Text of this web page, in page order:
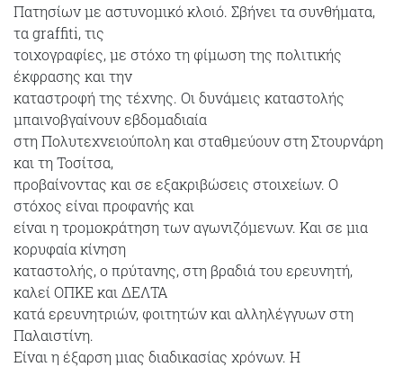
Πατησίων με αστυνομικό κλοιό. Σβήνει τα συνθήματα,
τα graffiti, τις
τοιχογραφίες, με στόχο τη φίμωση της πολιτικής
έκφρασης και την
καταστροφή της τέχνης. Οι δυνάμεις καταστολής
μπαινοβγαίνουν εβδομαδιαία
στη Πολυτεχνειούπολη και σταθμεύουν στη Στουρνάρη
και τη Τοσίτσα,
προβαίνοντας και σε εξακριβώσεις στοιχείων. Ο
στόχος είναι προφανής και
είναι η τρομοκράτηση των αγωνιζόμενων. Και σε μια
κορυφαία κίνηση
καταστολής, ο πρύτανης, στη βραδιά του ερευνητή,
καλεί ΟΠΚΕ και ΔΕΛΤΑ
κατά ερευνητριών, φοιτητών και αλληλέγγυων στη
Παλαιστίνη.
Είναι η έξαρση μιας διαδικασίας χρόνων. Η